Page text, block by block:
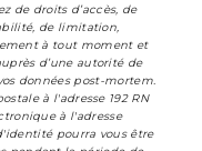
de droits d’accès, de
de limitation,
à tout moment et
d’une autorité de
données post-mortem.
à l'adresse 192 RN
à l'adresse
pourra vous être